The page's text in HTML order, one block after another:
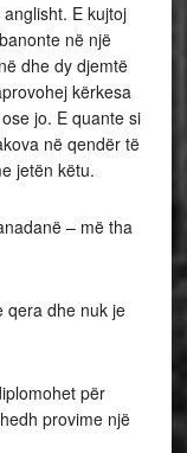
E kujtoj
në një
dhe dy djemtë
kërkesa
jo. E quante si
në qendër të
jetën këtu.
– më tha
qera dhe nuk je
për
provime një